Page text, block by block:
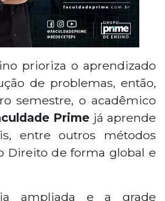
prioriza o aprendizado
de problemas, então,
semestre, o acadêmico
Prime já aprende
entre outros métodos
Direito de forma global e
ampliada e a grade